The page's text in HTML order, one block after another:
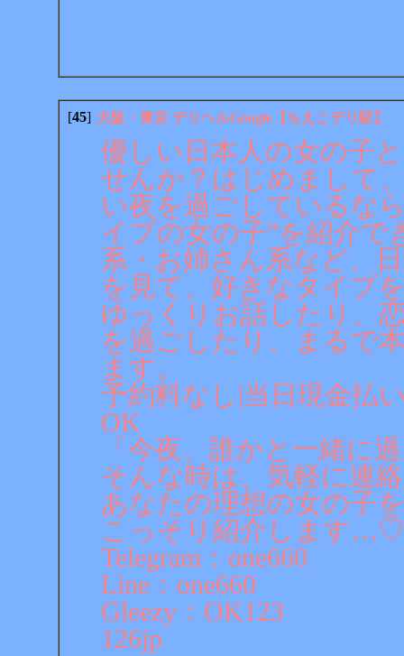
[45] 大阪・東京 デリヘルGoogle【ちえこデリ駅】
優しい日本人の女の子
せんか？はじめまして
い夜を過ごしているな
イプの女の子”を紹介で
系・お姉さん系など、
を見て、好きなタイプ
ゆっくりお話したり、
を過ごしたり、まるで
ます。
予約料なし|当日現金払
OK
「今夜、誰かと一緒に
そんな時は、気軽に連
あなたの理想の女の子
こっそり紹介します…♡
Telegram：one660
Line：one660
Gleezy：OK123
126jp